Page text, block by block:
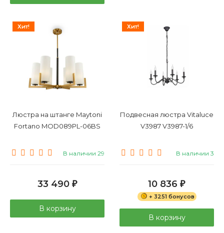
Хит!
Люстра на штанге Maytoni
Fortano MOD089PL-06BS
В наличии 29
33 490 ₽
В корзину
Хит!
Подвесная люстра Vitaluce
V3987 V3987-1/6
В наличии 3
10 836 ₽
+ 3251 бонусов
В корзину